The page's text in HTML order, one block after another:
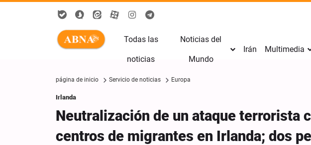
Todas las
noticias
Noticias del
Mundo
Irán Multimedia
página de inicio Servicio de noticias Europa
Irlanda
Neutralización de un ataque terrorista
centros de migrantes en Irlanda; dos